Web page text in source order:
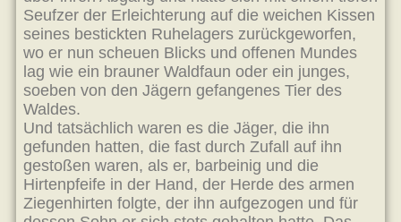
Seufzer der Erleichterung auf die weichen Kissen
seines bestickten Ruhelagers zurückgeworfen,
wo er nun scheuen Blicks und offenen Mundes
lag wie ein brauner Waldfaun oder ein junges,
soeben von den Jägern gefangenes Tier des
Waldes.
Und tatsächlich waren es die Jäger, die ihn
gefunden hatten, die fast durch Zufall auf ihn
gestoßen waren, als er, barbeinig und die
Hirtenpfeife in der Hand, der Herde des armen
Ziegenhirten folgte, der ihn aufgezogen und für